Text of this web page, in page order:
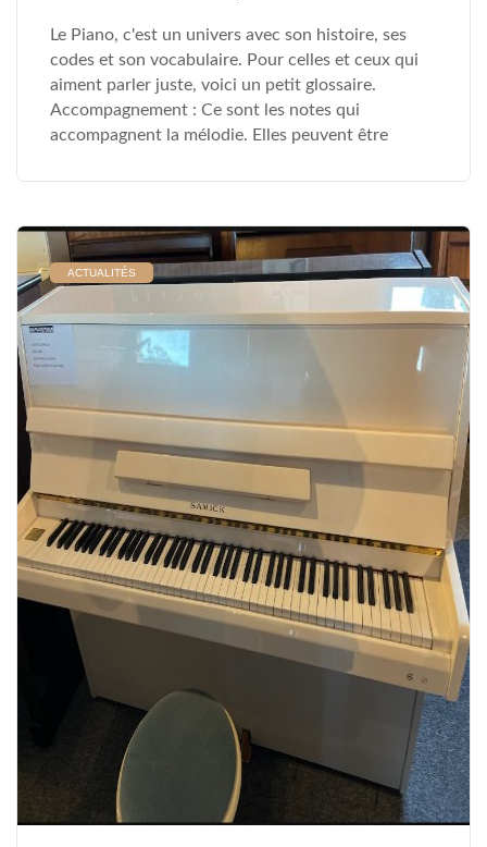
Le Piano, c'est un univers avec son histoire, ses
codes et son vocabulaire. Pour celles et ceux qui
aiment parler juste, voici un petit glossaire.
Accompagnement : Ce sont les notes qui
accompagnent la mélodie. Elles peuvent être
ACTUALITÉS